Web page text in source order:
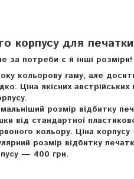
корпусу для
за потреби є й інші розміри!
кольорову гаму, але
Ціна якісних
розмір відбитку
від стандартної
кольору. Ціна
розмір відбитку
— 400 грн.